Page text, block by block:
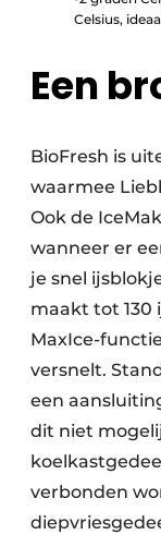
Celsius,
Een
BioFresh is
waarmee
Ook de
wanneer er
je snel
maakt tot 130
MaxIce-
versnelt.
een
dit niet
verbonden